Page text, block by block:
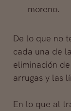
moreno.
De lo que no
cada una de
eliminación
arrugas y las
En lo que al